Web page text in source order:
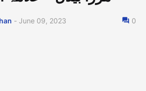
- June 09, 2023 0